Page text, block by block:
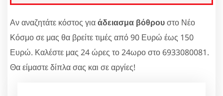
Αν αναζητάτε κόστος γιαάδειασμα βόθρουστο Νέο
Κόσμο σε μας θα βρείτε τιμές από 90 Ευρώ έως 150
Ευρώ. Καλέστε μας 24 ώρες το 24ωρο στο 6933080081.
Θα είμαστε δίπλα σας και σε αργίες!